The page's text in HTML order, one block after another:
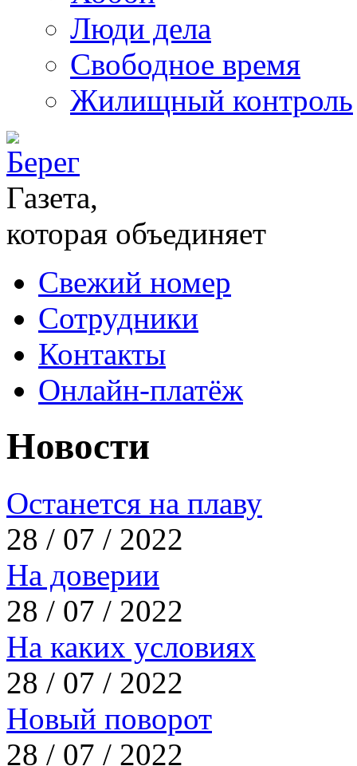
Люди дела
Свободное время
Жилищный контроль
Газета,
которая объединяет
Свежий номер
Сотрудники
Контакты
Онлайн-платёж
Новости
Останется на плаву
28 / 07 / 2022
На доверии
28 / 07 / 2022
На каких условиях
28 / 07 / 2022
Новый поворот
28 / 07 / 2022